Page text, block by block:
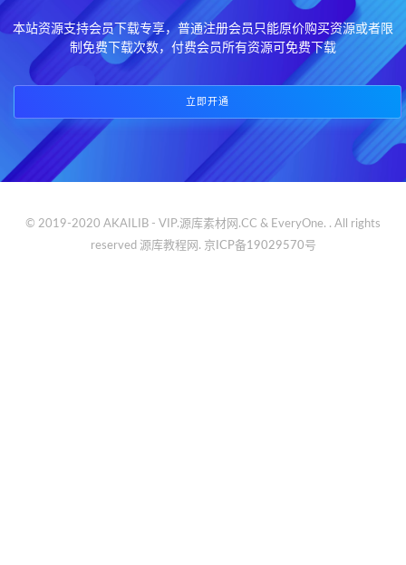
本站资源支持会员下载专享，普通注册会员只能原价购买资源或者限
制免费下载次数，付费会员所有资源可免费下载
立即开通
© 2019-2020 AKAILIB - VIP.源库素材网.CC & EveryOne. . All rights
reserved 源库教程网. 京ICP备19029570号